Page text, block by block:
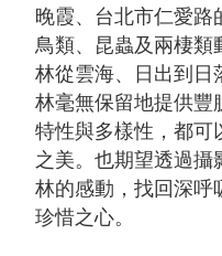
晚霞、台北市仁愛路
鳥類、昆蟲及兩棲類
林從雲海、日出到日
林毫無保留地提供豐
特性與多樣性，都可
之美。也期望透過攝
林的感動，找回深呼
珍惜之心。